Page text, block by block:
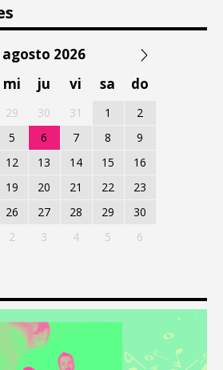
agosto 2026
mi ju vi sa do
29 30 31 1
2
5 6 7 8
9
12 13 14 15
16
19 20 21 22
23
26 27 28 29
30
2 3 4 5 6